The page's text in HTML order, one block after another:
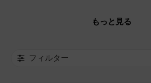
もっと見る
フィルター